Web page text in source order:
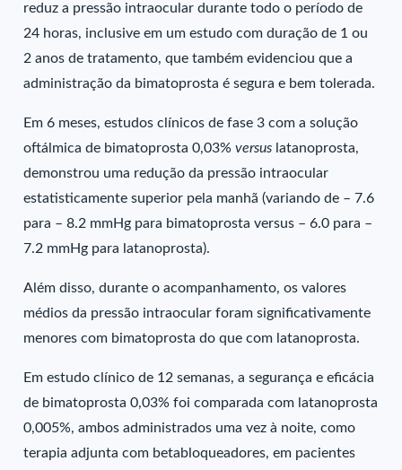
reduz a pressão intraocular durante todo o período de
24 horas, inclusive em um estudo com duração de 1 ou
2 anos de tratamento, que também evidenciou que a
administração da bimatoprosta é segura e bem tolerada.
Em 6 meses, estudos clínicos de fase 3 com a solução
oftálmica de bimatoprosta 0,03%versus latanoprosta,
demonstrou uma redução da pressão intraocular
estatisticamente superior pela manhã (variando de – 7.6
para – 8.2 mmHg para bimatoprosta versus – 6.0 para –
7.2 mmHg para latanoprosta).
Além disso, durante o acompanhamento, os valores
médios da pressão intraocular foram significativamente
menores com bimatoprosta do que com latanoprosta.
Em estudo clínico de 12 semanas, a segurança e eficácia
de bimatoprosta 0,03% foi comparada com latanoprosta
0,005%, ambos administrados uma vez à noite, como
terapia adjunta com betabloqueadores, em pacientes